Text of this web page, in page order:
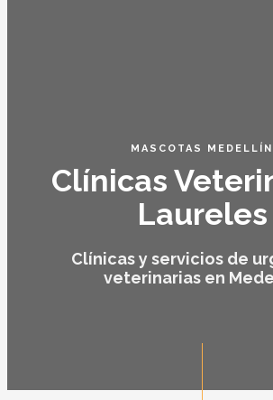
MASCOTAS MEDELLÍN
Clínicas
Laureles
Clínicas y servicios de
veterinarias en